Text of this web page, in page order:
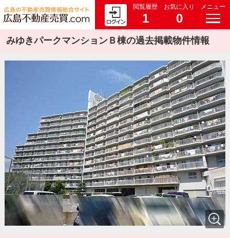
閲覧履歴
1
お気に入り
0
メニュー
みゆきパークマンションＢ棟の過去掲載物件情報